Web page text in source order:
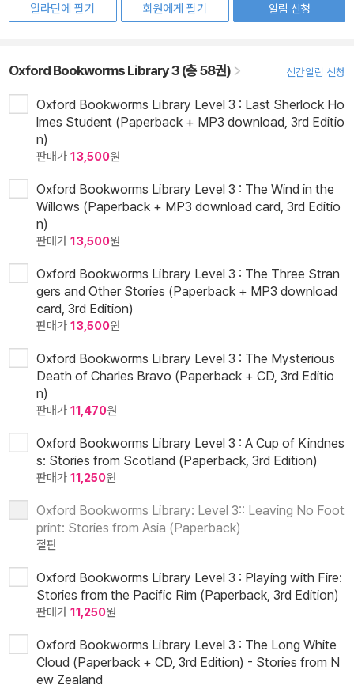
알라딘에 팔기
회원에게 팔기
알림 신청
Oxford Bookworms Library 3 (총 58권) 신간알림 신청
Oxford Bookworms Library Level 3 : Last Sherlock Ho
lmes Student (Paperback + MP3 download, 3rd Editio
n)
판매가 13,500원
Oxford Bookworms Library Level 3 : The Wind in the
Willows (Paperback + MP3 download card, 3rd Editio
n)
판매가 13,500원
Oxford Bookworms Library Level 3 : The Three Stran
gers and Other Stories (Paperback + MP3 download
card, 3rd Edition)
판매가 13,500원
Oxford Bookworms Library Level 3 : The Mysterious
Death of Charles Bravo (Paperback + CD, 3rd Editio
n)
판매가 11,470원
Oxford Bookworms Library Level 3 : A Cup of Kindnes
s: Stories from Scotland (Paperback, 3rd Edition)
판매가 11,250원
Oxford Bookworms Library: Level 3:: Leaving No Foot
print: Stories from Asia (Paperback)
절판
Oxford Bookworms Library Level 3 : Playing with Fire:
Stories from the Pacific Rim (Paperback, 3rd Edition)
판매가 11,250원
Oxford Bookworms Library Level 3 : The Long White
Cloud (Paperback + CD, 3rd Edition) - Stories from N
ew Zealand